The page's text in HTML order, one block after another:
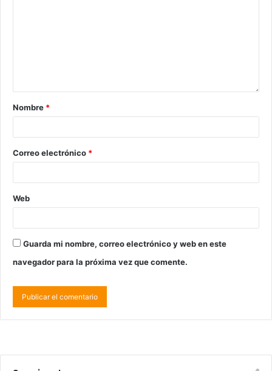
Nombre *
Correo electrónico *
Web
Guarda mi nombre, correo electrónico y web en este
navegador para la próxima vez que comente.